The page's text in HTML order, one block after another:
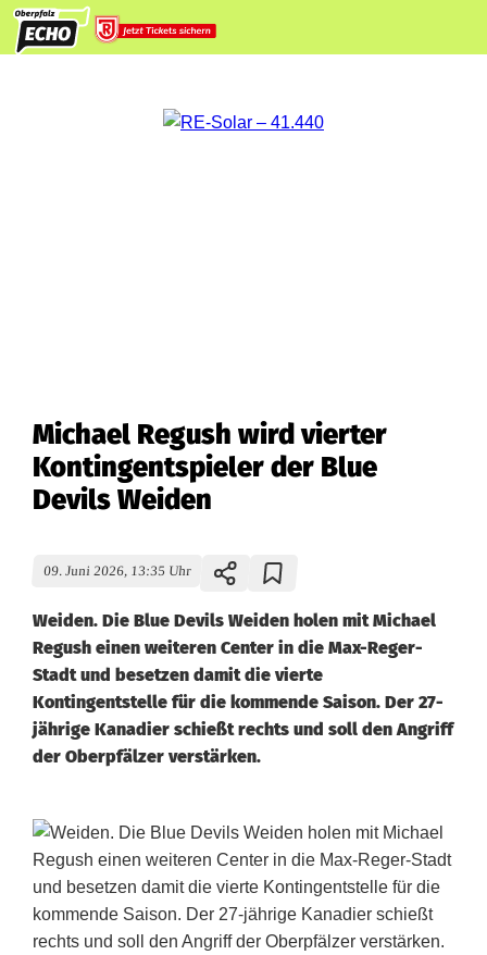
Michael Regush wird vierter
Kontingentspieler der Blue
Devils Weiden
09. Juni 2026, 13:35 Uhr
Weiden. Die Blue Devils Weiden holen mit Michael
Regush einen weiteren Center in die Max-Reger-
Stadt und besetzen damit die vierte
Kontingentstelle für die kommende Saison. Der 27-
jährige Kanadier schießt rechts und soll den Angriff
der Oberpfälzer verstärken.